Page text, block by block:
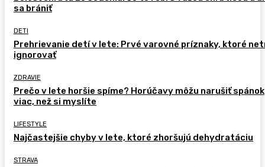
sa brániť
DETI
Prehrievanie detí v lete: Prvé varovné príznaky, ktoré
ignorovať
ZDRAVIE
Prečo v lete horšie spíme? Horúčavy môžu narušiť spánok
viac, než si myslíte
LIFESTYLE
Najčastejšie chyby v lete, ktoré zhoršujú dehydratáciu
STRAVA